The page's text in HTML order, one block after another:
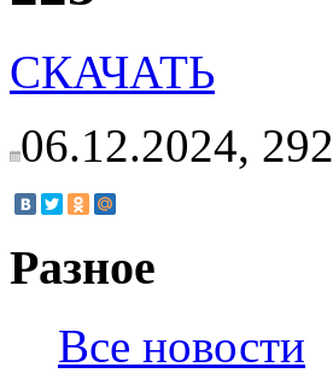
СКАЧАТЬ
06.12.2024, 292
Разное
Все новости